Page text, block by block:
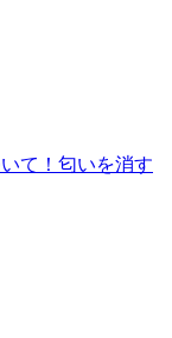
て！匂いを消す